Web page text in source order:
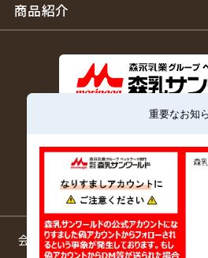
商品紹介
会社情報 サイトマップ ご利用規約